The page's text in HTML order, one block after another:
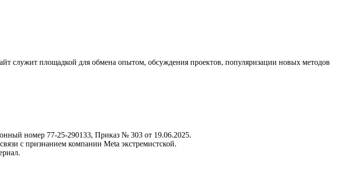
служит площадкой для обмена опытом, обсуждения проектов, популяризации новых методов
номер 77-25-290133, Приказ № 303 от 19.06.2025.
с признанием компании Meta экстремистской.